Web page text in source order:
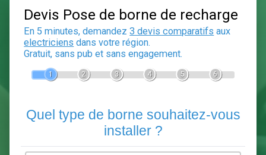
Devis Pose de borne de
En 5 minutes, demandez3 devis comparatifs
Gratuit, sans pub et sans engagement.
2 3 6